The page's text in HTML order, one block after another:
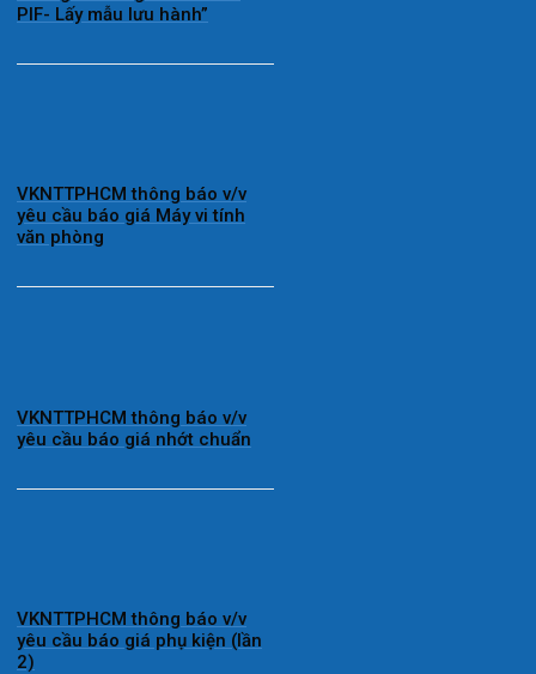
PIF- Lấy mẫu lưu hành”
VKNTTPHCM thông báo v/v
yêu cầu báo giá Máy vi tính
văn phòng
VKNTTPHCM thông báo v/v
yêu cầu báo giá nhớt chuẩn
VKNTTPHCM thông báo v/v
yêu cầu báo giá phụ kiện (lần
2)